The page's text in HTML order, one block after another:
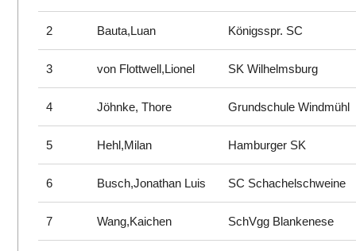
2 Bauta,Luan Königsspr. SC
3 von Flottwell,Lionel SK Wilhelmsburg
4 Jöhnke, Thore Grundschule Windmühl
5 Hehl,Milan Hamburger SK
6 Busch,Jonathan Luis SC Schachelschweine
7 Wang,Kaichen SchVgg Blankenese